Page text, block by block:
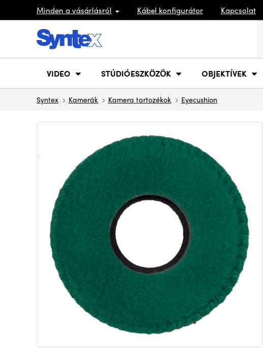
Minden a vásárlásról Kábel konfigurátor Kapcsolat
VIDEO STÚDIÓESZKÖZÖK OBJEKTÍVEK
Syntex Kamerák Kamera tartozékok Eyecushion